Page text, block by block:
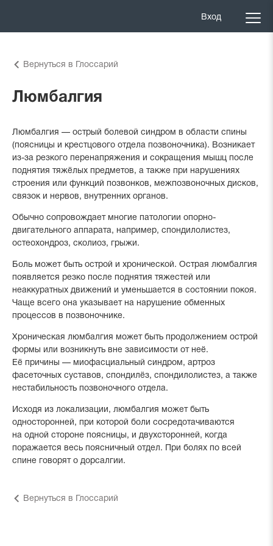
Вход
Вернуться в Глоссарий
Люмбалгия
Люмбалгия — острый болевой синдром в области спины
(поясницы и крестцового отдела позвоночника). Возникает
из-за резкого перенапряжения и сокращения мышц после
поднятия тяжёлых предметов, а также при нарушениях
строения или функций позвонков, межпозвоночных дисков,
связок и нервов, внутренних органов.
Обычно сопровождает многие патологии опорно-
двигательного аппарата, например, спондилолистез,
остеохондроз, сколиоз, грыжи.
Боль может быть острой и хронической. Острая люмбалгия
появляется резко после поднятия тяжестей или
неаккуратных движений и уменьшается в состоянии покоя.
Чаще всего она указывает на нарушение обменных
процессов в позвоночнике.
Хроническая люмбалгия может быть продолжением острой
формы или возникнуть вне зависимости от неё.
Её причины — миофасциальный синдром, артроз
фасеточных суставов, спондилёз, спондилолистез, а также
нестабильность позвоночного отдела.
Исходя из локализации, люмбалгия может быть
односторонней, при которой боли сосредотачиваются
на одной стороне поясницы, и двухсторонней, когда
поражается весь поясничный отдел. При болях по всей
спине говорят о дорсалгии.
Вернуться в Глоссарий